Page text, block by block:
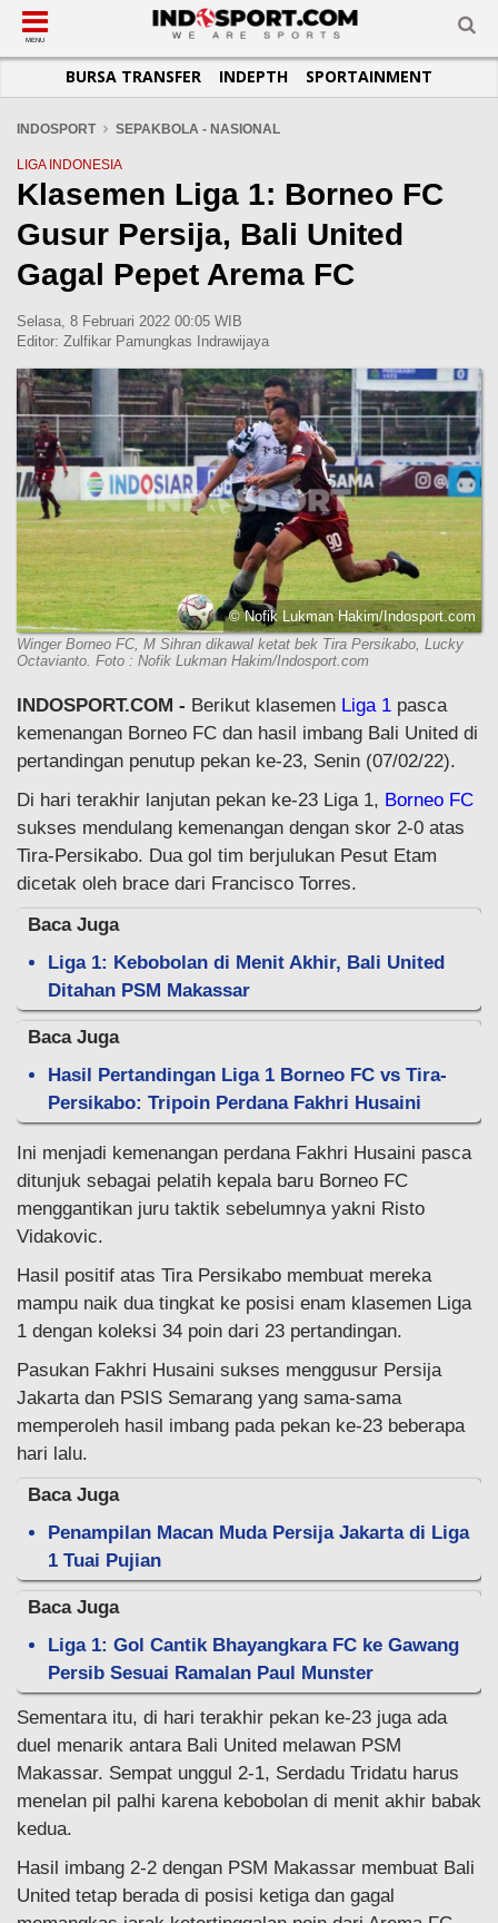
SUB-MENU
SEPAKBOLA
LIGA INGGRIS
LIGA ITALIA
LIGA SPANYOL
LIGA JERMAN
LIGA PRANCIS
LIGA EUROPA
SUB-MENU
SPORTAINMENT
SUB-MENU
OTOMOTIF
OTOMANIA
SUB-MENU
BASKET
FUTSAL
OLIMPIK
E-SPORT
SUB-MENU
JADWAL
SUB-MENU
TOPIK HARI INI
INFOGRAFIS
GALERI FOTO
TEMPAT OLAHRAGA
KOMUNITAS SEHAT
MENU
BURSA TRANSFER INDEPTH SPORTAINMENT
INDOSPORT SEPAKBOLA - NASIONAL
LIGA INDONESIA
Klasemen Liga 1: Borneo FC
Gusur Persija, Bali United
Gagal Pepet Arema FC
Selasa, 8 Februari 2022 00:05 WIB
Editor: Zulfikar Pamungkas Indrawijaya
© Nofik Lukman Hakim/Indosport.com
Winger Borneo FC, M Sihran dikawal ketat bek Tira Persikabo, Lucky
Octavianto. Foto : Nofik Lukman Hakim/Indosport.com
INDOSPORT.COM - Berikut klasemen Liga 1 pasca
kemenangan Borneo FC dan hasil imbang Bali United di
pertandingan penutup pekan ke-23, Senin (07/02/22).
Di hari terakhir lanjutan pekan ke-23 Liga 1, Borneo FC
sukses mendulang kemenangan dengan skor 2-0 atas
Tira-Persikabo. Dua gol tim berjulukan Pesut Etam
dicetak oleh brace dari Francisco Torres.
Baca Juga
Liga 1: Kebobolan di Menit Akhir, Bali United
Ditahan PSM Makassar
Baca Juga
Hasil Pertandingan Liga 1 Borneo FC vs Tira-
Persikabo: Tripoin Perdana Fakhri Husaini
Ini menjadi kemenangan perdana Fakhri Husaini pasca
ditunjuk sebagai pelatih kepala baru Borneo FC
menggantikan juru taktik sebelumnya yakni Risto
Vidakovic.
Hasil positif atas Tira Persikabo membuat mereka
mampu naik dua tingkat ke posisi enam klasemen Liga
1 dengan koleksi 34 poin dari 23 pertandingan.
Pasukan Fakhri Husaini sukses menggusur Persija
Jakarta dan PSIS Semarang yang sama-sama
memperoleh hasil imbang pada pekan ke-23 beberapa
hari lalu.
Baca Juga
Penampilan Macan Muda Persija Jakarta di Liga
1 Tuai Pujian
Baca Juga
Liga 1: Gol Cantik Bhayangkara FC ke Gawang
Persib Sesuai Ramalan Paul Munster
Sementara itu, di hari terakhir pekan ke-23 juga ada
duel menarik antara Bali United melawan PSM
Makassar. Sempat unggul 2-1, Serdadu Tridatu harus
menelan pil palhi karena kebobolan di menit akhir babak
kedua.
Hasil imbang 2-2 dengan PSM Makassar membuat Bali
United tetap berada di posisi ketiga dan gagal